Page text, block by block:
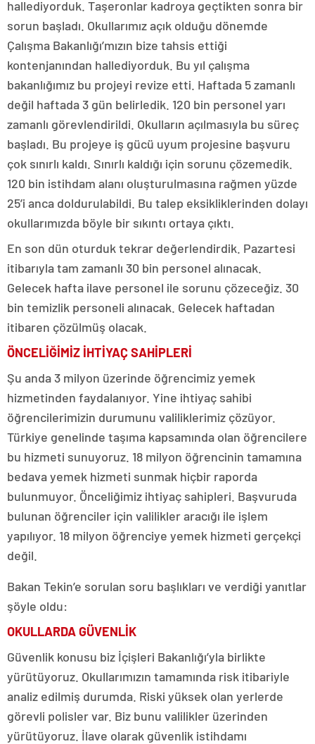
hallediyorduk. Taşeronlar kadroya geçtikten sonra bir
sorun başladı. Okullarımız açık olduğu dönemde
Çalışma Bakanlığı’mızın bize tahsis ettiği
kontenjanından hallediyorduk. Bu yıl çalışma
bakanlığımız bu projeyi revize etti. Haftada 5 zamanlı
değil haftada 3 gün belirledik. 120 bin personel yarı
zamanlı görevlendirildi. Okulların açılmasıyla bu süreç
başladı. Bu projeye iş gücü uyum projesine başvuru
çok sınırlı kaldı. Sınırlı kaldığı için sorunu çözemedik.
120 bin istihdam alanı oluşturulmasına rağmen yüzde
25’i anca doldurulabildi. Bu talep eksikliklerinden dolayı
okullarımızda böyle bir sıkıntı ortaya çıktı.
En son dün oturduk tekrar değerlendirdik. Pazartesi
itibarıyla tam zamanlı 30 bin personel alınacak.
Gelecek hafta ilave personel ile sorunu çözeceğiz. 30
bin temizlik personeli alınacak. Gelecek haftadan
itibaren çözülmüş olacak.
ÖNCELİĞİMİZ İHTİYAÇ SAHİPLERİ
Şu anda 3 milyon üzerinde öğrencimiz yemek
hizmetinden faydalanıyor. Yine ihtiyaç sahibi
öğrencilerimizin durumunu valiliklerimiz çözüyor.
Türkiye genelinde taşıma kapsamında olan öğrencilere
bu hizmeti sunuyoruz. 18 milyon öğrencinin tamamına
bedava yemek hizmeti sunmak hiçbir raporda
bulunmuyor. Önceliğimiz ihtiyaç sahipleri. Başvuruda
bulunan öğrenciler için valilikler aracığı ile işlem
yapılıyor. 18 milyon öğrenciye yemek hizmeti gerçekçi
değil.
Bakan Tekin’e sorulan soru başlıkları ve verdiği yanıtlar
şöyle oldu:
OKULLARDA GÜVENLİK
Güvenlik konusu biz İçişleri Bakanlığı’yla birlikte
yürütüyoruz. Okullarımızın tamamında risk itibariyle
analiz edilmiş durumda. Riski yüksek olan yerlerde
görevli polisler var. Biz bunu valilikler üzerinden
yürütüyoruz. İlave olarak güvenlik istihdamı